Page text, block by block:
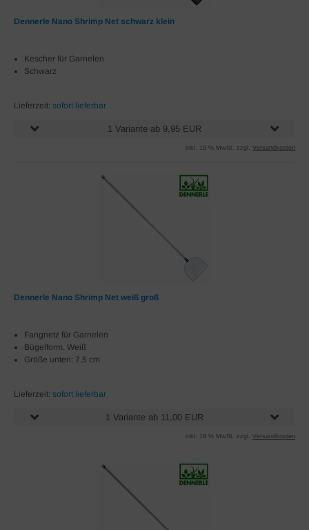
Dennerle Nano Shrimp Net schwarz klein
Kescher für Garnelen
Schwarz
Lieferzeit: sofort lieferbar
1 Variante ab 9,95 EUR
inkl. 19 % MwSt. zzgl. Versandkosten
Dennerle Nano Shrimp Net weiß groß
Fangnetz für Garnelen
Bügelform, Weiß
Größe unten: 7,5 cm
Lieferzeit: sofort lieferbar
1 Variante ab 11,00 EUR
inkl. 19 % MwSt. zzgl. Versandkosten